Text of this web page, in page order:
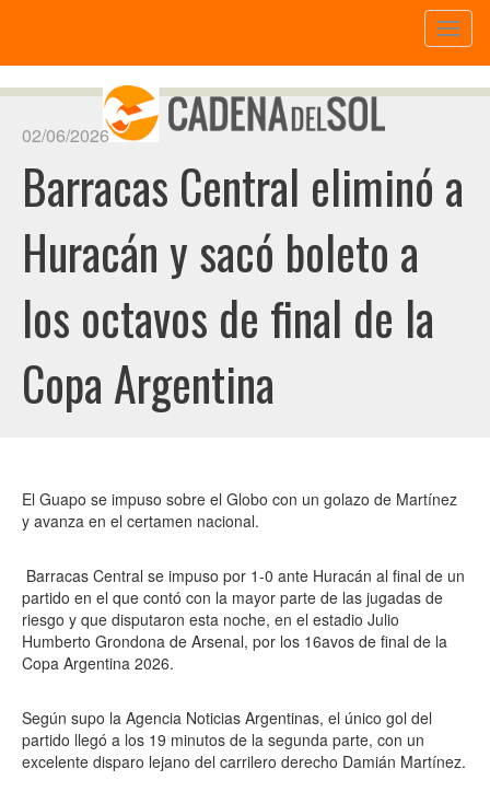
02/06/2026
Barracas Central eliminó a
Huracán y sacó boleto a
los octavos de final de la
Copa Argentina
El Guapo se impuso sobre el Globo con un golazo de Martínez
y avanza en el certamen nacional.
Barracas Central se impuso por 1-0 ante Huracán al final de un
partido en el que contó con la mayor parte de las jugadas de
riesgo y que disputaron esta noche, en el estadio Julio
Humberto Grondona de Arsenal, por los 16avos de final de la
Copa Argentina 2026.
Según supo la Agencia Noticias Argentinas, el único gol del
partido llegó a los 19 minutos de la segunda parte, con un
excelente disparo lejano del carrilero derecho Damián Martínez.